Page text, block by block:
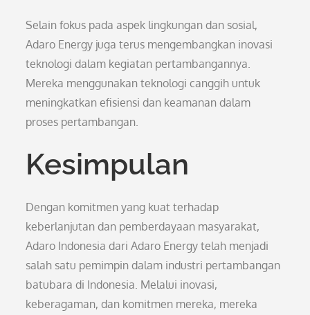
Selain fokus pada aspek lingkungan dan sosial,
Adaro Energy juga terus mengembangkan inovasi
teknologi dalam kegiatan pertambangannya.
Mereka menggunakan teknologi canggih untuk
meningkatkan efisiensi dan keamanan dalam
proses pertambangan.
Kesimpulan
Dengan komitmen yang kuat terhadap
keberlanjutan dan pemberdayaan masyarakat,
Adaro Indonesia dari Adaro Energy telah menjadi
salah satu pemimpin dalam industri pertambangan
batubara di Indonesia. Melalui inovasi,
keberagaman, dan komitmen mereka, mereka